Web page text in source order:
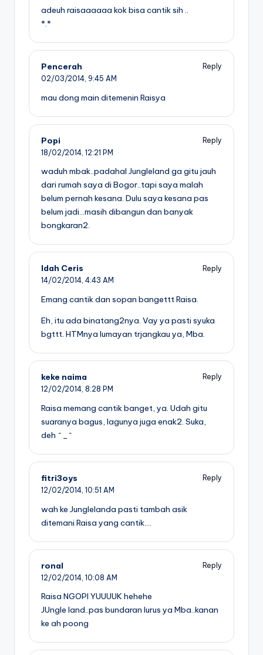
adeuh raisaaaaaa kok bisa cantik sih ..
*.*
Pencerah
Reply
02/03/2014, 9:45 AM
mau dong main ditemenin Raisya
Popi
Reply
18/02/2014, 12:21 PM
waduh mbak..padahal Jungleland ga gitu jauh
dari rumah saya di Bogor..tapi saya malah
belum pernah kesana. Dulu saya kesana pas
belum jadi…masih dibangun dan banyak
bongkaran2.
Idah Ceris
Reply
14/02/2014, 4:43 AM
Emang cantik dan sopan bangettt Raisa.
Eh, itu ada binatang2nya. Vay ya pasti syuka
bgttt. HTMnya lumayan trjangkau ya, Mba.
keke naima
Reply
12/02/2014, 8:28 PM
Raisa memang cantik banget, ya. Udah gitu
suaranya bagus, lagunya juga enak2. Suka,
deh ^_^
fitri3oys
Reply
12/02/2014, 10:51 AM
wah ke Junglelanda pasti tambah asik
ditemani Raisa yang cantik….
ronal
Reply
12/02/2014, 10:08 AM
Raisa NGOPI YUUUUK hehehe
JUngle land..pas bundaran lurus ya Mba..kanan
ke ah poong